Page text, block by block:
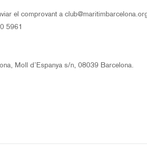
el comprovant a
5961
Moll d’Espanya s/n, 08039 Barcelona.